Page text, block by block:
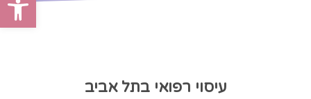
עיסוי רפואי בתל אביב